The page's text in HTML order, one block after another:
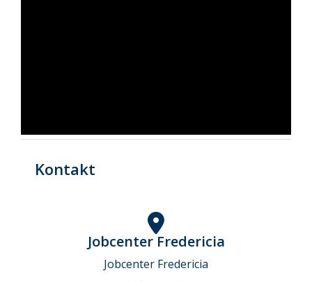
Kontakt
Jobcenter Fredericia
Jobcenter Fredericia